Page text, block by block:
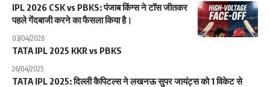
IPL 2026 CSK vs PBKS: पंजाब किंग्स ने टॉस जीतकर
पहले गेंदबाजी करने का फैसला किया है।
03/04/2026
TATA IPL 2025 KKR vs PBKS
26/04/2025
TATA IPL 2025: दिल्ली कैपिटल्स ने लखनऊ सुपर जायंट्स को 1 विकेट से